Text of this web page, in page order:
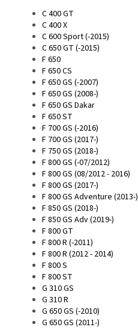
C 400 GT
C 400 X
C 600 Sport (-2015)
C 650 GT (-2015)
F 650
F 650 CS
F 650 GS (-2007)
F 650 GS (2008-)
F 650 GS Dakar
F 650 ST
F 700 GS (-2016)
F 700 GS (2017-)
F 750 GS (2018-)
F 800 GS (-07/2012)
F 800 GS (08/2012 - 2016)
F 800 GS (2017-)
F 800 GS Adventure (2013-)
F 850 GS (2018-)
F 850 GS Adv (2019-)
F 800 GT
F 800 R (-2011)
F 800 R (2012 - 2014)
F 800 S
F 800 ST
G 310 GS
G 310 R
G 650 GS (-2010)
G 650 GS (2011-)